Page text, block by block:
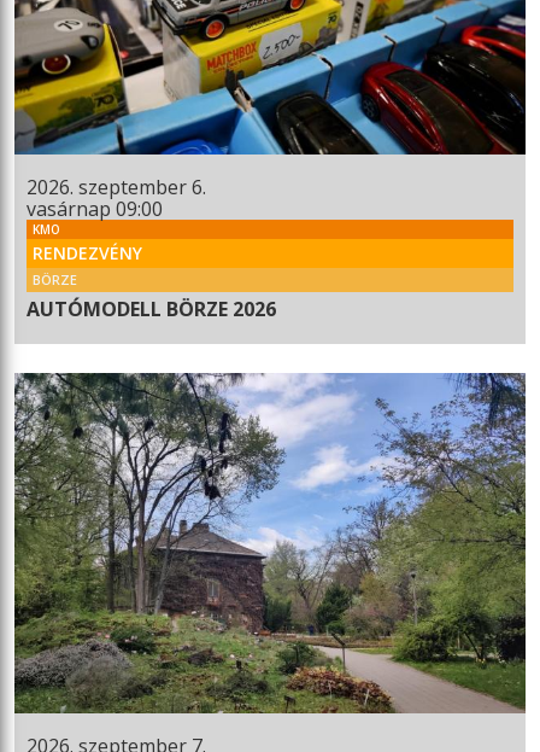
2026. szeptember 6.
vasárnap 09:00
KMO
RENDEZVÉNY
BÖRZE
AUTÓMODELL BÖRZE 2026
2026. szeptember 7.